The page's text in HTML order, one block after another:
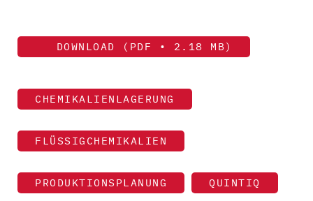
DOWNLOAD (PDF • 2.18 MB)
CHEMIKALIENLAGERUNG
FLÜSSIGCHEMIKALIEN
PRODUKTIONSPLANUNG QUINTIQ